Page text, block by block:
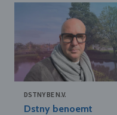
DSTNY BE N.V.
Dstny benoemt